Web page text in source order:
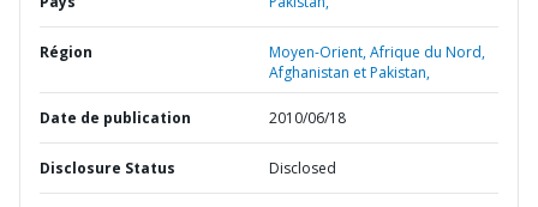
Région
Moyen-Orient, Afrique du Nord,
Afghanistan et Pakistan,
Date de publication 2010/06/18
Disclosure Status Disclosed